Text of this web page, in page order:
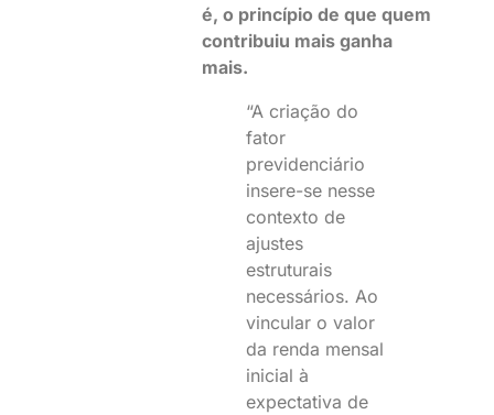
é, o princípio de que quem
contribuiu mais ganha
mais.
“A criação do
fator
previdenciário
insere-se nesse
contexto de
ajustes
estruturais
necessários. Ao
vincular o valor
da renda mensal
inicial à
expectativa de